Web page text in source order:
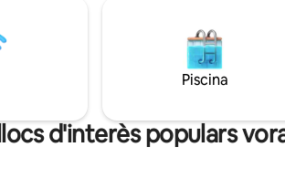
Piscina
d'interès populars